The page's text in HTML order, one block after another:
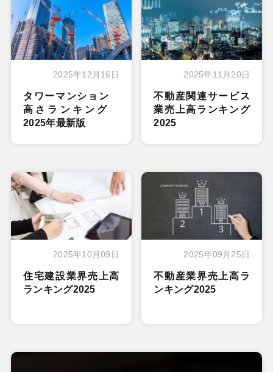
2025年12月16日
タワーマンション
高さランキング
2025年最新版
2025年11月20日
不動産関連サービス
業売上高ランキング
2025
2025年10月09日
住宅建設業界売上高
ランキング2025
2025年09月25日
不動産業界売上高ラ
ンキング2025